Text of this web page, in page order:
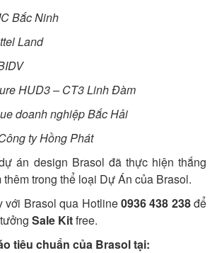
Bắc Ninh
Land
HUD3 – CT3 Linh Đàm
doanh nghiệp Bắc Hải
ty Hồng Phát
án design Brasol đã thực hiện thắng
trong thể loại Dự Án của Brasol.
với Brasol qua Hotline0936 438 238để
Sale Kitfree.
tiêu chuẩn của Brasol tại: